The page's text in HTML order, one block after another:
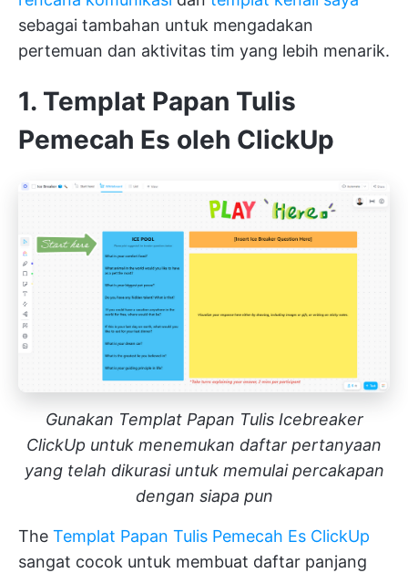
sebagai tambahan untuk mengadakan
pertemuan dan aktivitas tim yang lebih menarik.
1. Templat Papan Tulis
Pemecah Es oleh ClickUp
Gunakan Templat Papan Tulis Icebreaker
ClickUp untuk menemukan daftar pertanyaan
yang telah dikurasi untuk memulai percakapan
dengan siapa pun
The Templat Papan Tulis Pemecah Es ClickUp
sangat cocok untuk membuat daftar panjang